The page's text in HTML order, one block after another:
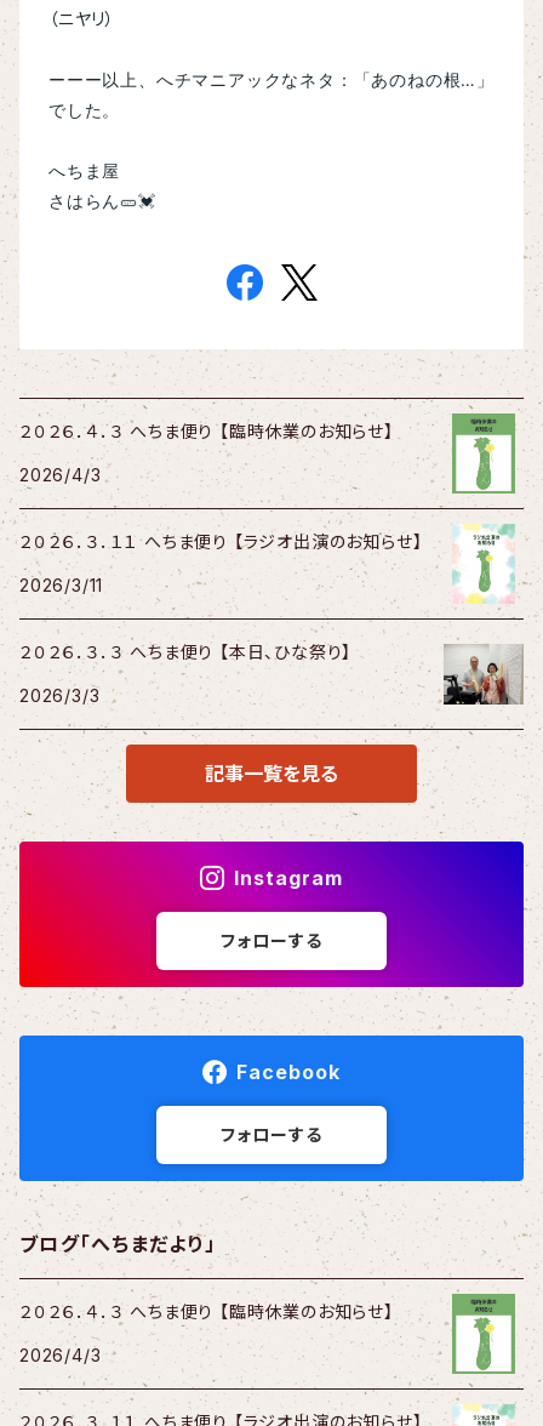
（ニヤリ）
ーーー以上、へチマニアックなネタ：「あのねの根…」
でした。
へちま屋
さはらん🥒💓
２０２６．４．３ へちま便り 【臨時休業のお知らせ】
2026/4/3
２０２６．３．１１ へちま便り 【ラジオ出演のお知らせ】
2026/3/11
２０２６．３．３ へちま便り 【本日、ひな祭り】
2026/3/3
記事一覧を見る
Instagram
フォローする
Facebook
フォローする
ブログ「へちまだより」
２０２６．４．３ へちま便り 【臨時休業のお知らせ】
2026/4/3
２０２６．３．１１ へちま便り 【ラジオ出演のお知らせ】